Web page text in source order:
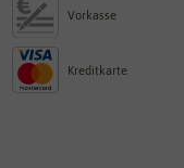
Vorkasse
Kreditkarte